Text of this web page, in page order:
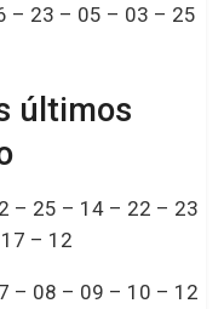
– 23 – 05 – 03 – 25
últimos
– 25 – 14 – 22 – 23
– 12
– 08 – 09 – 10 – 12